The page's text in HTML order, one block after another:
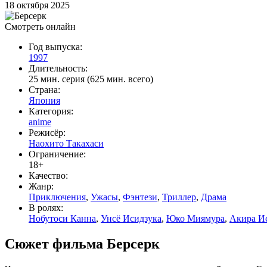
18 октября 2025
Смотреть онлайн
Год выпуска:
1997
Длительность:
25 мин. серия (625 мин. всего)
Страна:
Япония
Категория:
anime
Режисёр:
Наохито Такахаси
Ограничение:
18+
Качество:
Жанр:
Приключения, Ужасы, Фэнтези, Триллер, Драма
В ролях:
Нобутоси Канна, Унсё Исидзука, Юко Миямура, Акира
Сюжет фильма Берсерк